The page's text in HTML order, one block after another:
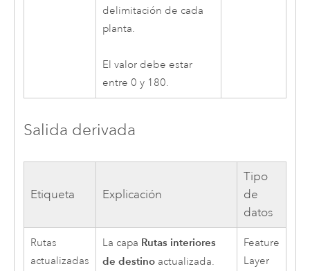
delimitación de cada
planta.
El valor debe estar
entre 0 y 180.
Salida derivada
Etiqueta Explicación
Tipo
de
datos
Rutas
actualizadas
La capa Rutas interiores
de destinoactualizada.
Feature
Layer